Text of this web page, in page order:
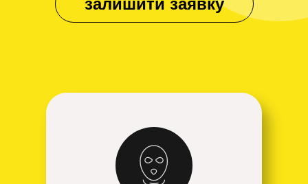
залишити заявку